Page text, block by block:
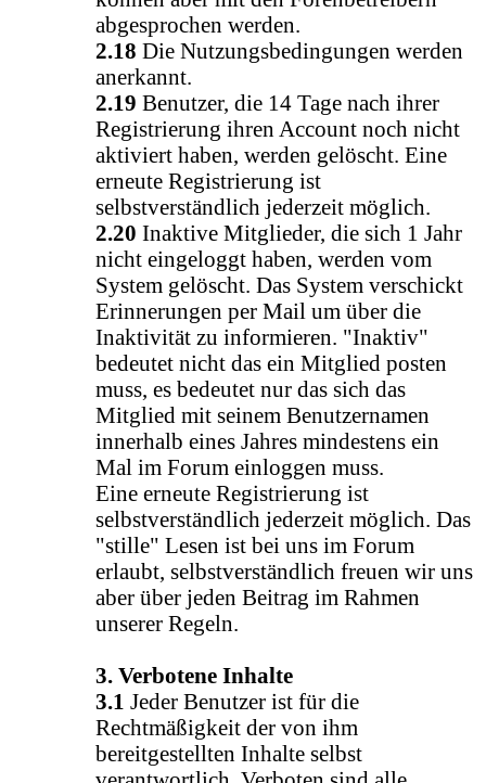
abgesprochen werden.
2.18 Die Nutzungsbedingungen werden
anerkannt.
2.19 Benutzer, die 14 Tage nach ihrer
Registrierung ihren Account noch nicht
aktiviert haben, werden gelöscht. Eine
erneute Registrierung ist
selbstverständlich jederzeit möglich.
2.20 Inaktive Mitglieder, die sich 1 Jahr
nicht eingeloggt haben, werden vom
System gelöscht. Das System verschickt
Erinnerungen per Mail um über die
Inaktivität zu informieren. "Inaktiv"
bedeutet nicht das ein Mitglied posten
muss, es bedeutet nur das sich das
Mitglied mit seinem Benutzernamen
innerhalb eines Jahres mindestens ein
Mal im Forum einloggen muss.
Eine erneute Registrierung ist
selbstverständlich jederzeit möglich. Das
"stille" Lesen ist bei uns im Forum
erlaubt, selbstverständlich freuen wir uns
aber über jeden Beitrag im Rahmen
unserer Regeln.
3. Verbotene Inhalte
3.1 Jeder Benutzer ist für die
Rechtmäßigkeit der von ihm
bereitgestellten Inhalte selbst